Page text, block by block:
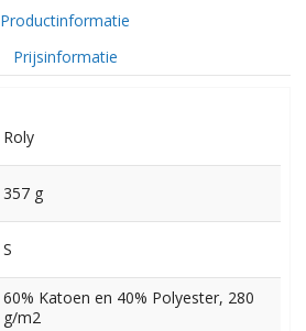
Productinformatie
Prijsinformatie
Roly
357 g
S
60% Katoen en 40% Polyester, 280
g/m2